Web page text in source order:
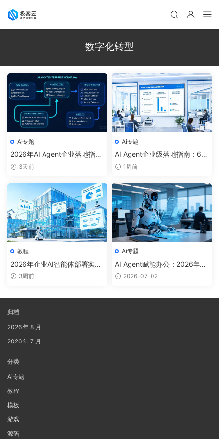
数字化转型
Ai专题
2026年AI Agent企业落地指
南：从概念到生产的完整路径
3天前
Ai专题
AI Agent企业级落地指南：6
2%企业试水智能体的真实案例
1周前
教程
2026年企业AI智能体部署实
战：从Gartner预测到落地路径
3周前
Ai专题
AI Agent赋能办公：2026年企
业级智能体落地实践指南
2026-07-02
归档
2026 年 8 月
2026 年 7 月
分类
Ai专题
教程
模板
游戏
源码